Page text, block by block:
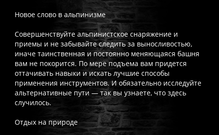
Новое слово в альпинизме
Совершенствуйте альпинистское снаряжение и
приемы и не забывайте следить за выносливостью,
иначе таинственная и постоянно меняющаяся башня
вам не покорится. По мере подъема вам придется
оттачивать навыки и искать лучшие способы
применения инструментов. И обязательно исследуйте
альтернативные пути — так вы узнаете, что здесь
случилось.
Отдых на природе